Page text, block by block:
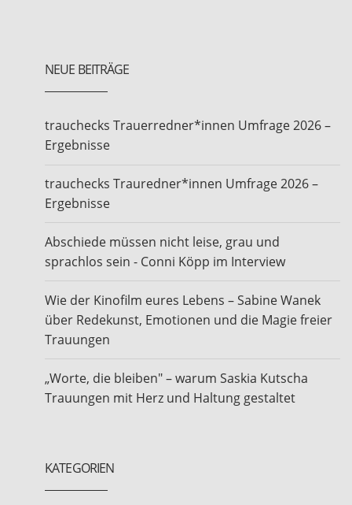
NEUE BEITRÄGE
trauchecks Trauerredner*innen Umfrage 2026 –
Ergebnisse
trauchecks Trauredner*innen Umfrage 2026 –
Ergebnisse
Abschiede müssen nicht leise, grau und
sprachlos sein - Conni Köpp im Interview
Wie der Kinofilm eures Lebens – Sabine Wanek
über Redekunst, Emotionen und die Magie freier
Trauungen
„Worte, die bleiben" – warum Saskia Kutscha
Trauungen mit Herz und Haltung gestaltet
KATEGORIEN